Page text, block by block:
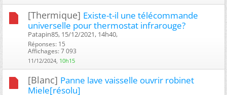
[Thermique] Existe-t-il une télécommande
universelle pour thermostat infrarouge?
Patapin85, 15/12/2021, 14h40, ‎
Réponses: 15
Affichages: 7 093
11/12/2024, 10h15
[Blanc] Panne lave vaisselle ouvrir robinet
Miele[résolu]